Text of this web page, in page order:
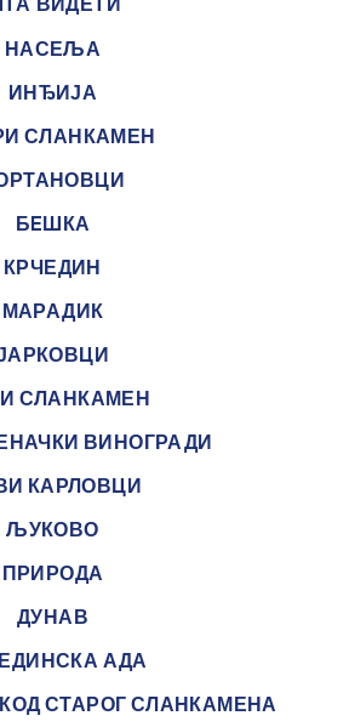
ВИДЕТИ
НАСЕЉА
ИНЂИЈА
СЛАНКАМЕН
БEШКА
КРЧЕДИН
МАРАДИК
СЛАНКАМЕН
ВИНОГРАДИ
КАРЛОВЦИ
ЉУКОВО
ПРИРОДА
ДУНАВ
АДА
СТАРОГ СЛАНКАМЕНА